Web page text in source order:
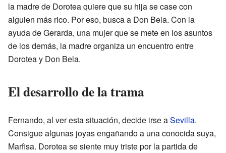
la madre de Dorotea quiere que su hija se case con
alguien más rico. Por eso, busca a Don Bela. Con la
ayuda de Gerarda, una mujer que se mete en los asuntos
de los demás, la madre organiza un encuentro entre
Dorotea y Don Bela.
El desarrollo de la trama
Fernando, al ver esta situación, decide irse aSevilla.
Consigue algunas joyas engañando a una conocida suya,
Marfisa. Dorotea se siente muy triste por la partida de